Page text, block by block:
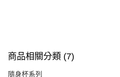
商品相關分類 (7)
隨身杯系列